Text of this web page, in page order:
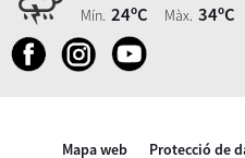
Mín. 24ºC Màx. 34ºC
Mapa web Protecció de